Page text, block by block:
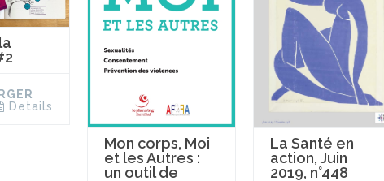
Details
Mon corps, Moi
et les Autres :
un outil de
La Santé en
action, Juin
2019, n°448